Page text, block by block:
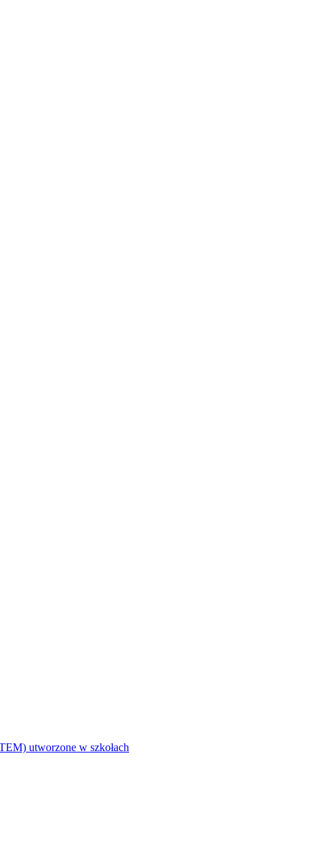
utworzone w szkołach